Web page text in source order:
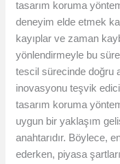
tasarım koruma
deneyim elde etmek
kayıplar ve zaman
yönlendirmeyle bu
tescil sürecinde doğru
inovasyonu teşvik
tasarım koruma
uygun bir yaklaşım
anahtarıdır. Böylece,
ederken, piyasa